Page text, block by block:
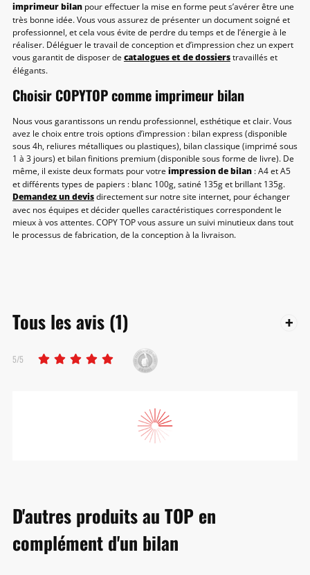
imprimeur bilanpour effectuer la mise en forme peut s’avérer être une
très bonne idée. Vous vous assurez de présenter un document soigné et
professionnel, et cela vous évite de perdre du temps et de l’énergie à le
réaliser. Déléguer le travail de conception et d’impression chez un expert
vous garantit de disposer de catalogues et de dossierstravaillés et
élégants.
Choisir COPYTOP comme imprimeur bilan
Nous vous garantissons un rendu professionnel, esthétique et clair. Vous
avez le choix entre trois options d’impression : bilan express (disponible
sous 4h, reliures métalliques ou plastiques), bilan classique (imprimé sous
1 à 3 jours) et bilan finitions premium (disponible sous forme de livre). De
même, il existe deux formats pour votre impression de bilan: A4 et A5
et différents types de papiers : blanc 100g, satiné 135g et brillant 135g.
Demandez un devisdirectement sur notre site internet, pour échanger
avec nos équipes et décider quelles caractéristiques correspondent le
mieux à vos attentes. COPY TOP vous assure un suivi minutieux dans tout
le processus de fabrication, de la conception à la livraison.
Tous les avis(1)
5/5
D'autres produits au TOP en
complément d'un bilan